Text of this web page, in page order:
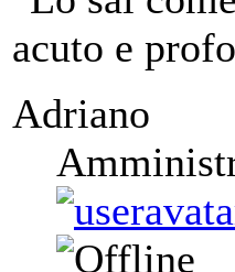
acuto e
Adriano